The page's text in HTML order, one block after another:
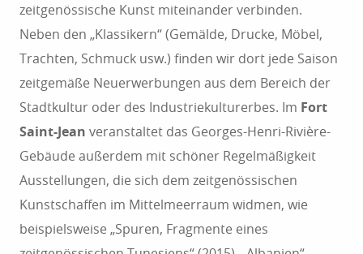
zeitgenössische Kunst miteinander verbinden.
Neben den „Klassikern“ (Gemälde, Drucke, Möbel,
Trachten, Schmuck usw.) finden wir dort jede Saison
zeitgemäße Neuerwerbungen aus dem Bereich der
Stadtkultur oder des Industriekulturerbes. Im Fort
Saint-Jean veranstaltet das Georges-Henri-Rivière-
Gebäude außerdem mit schöner Regelmäßigkeit
Ausstellungen, die sich dem zeitgenössischen
Kunstschaffen im Mittelmeerraum widmen, wie
beispielsweise „Spuren, Fragmente eines